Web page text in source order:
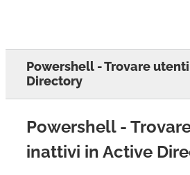
Powershell - Trovare
Directory
Powershell -
inattivi in Active